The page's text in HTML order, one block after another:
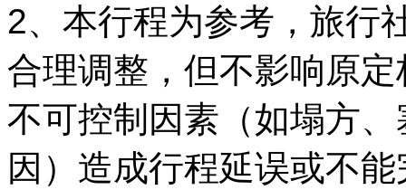
2、本行程为参考，旅行
合理调整，但不影响原
不可控制因素（如塌方
因）造成行程延误或不